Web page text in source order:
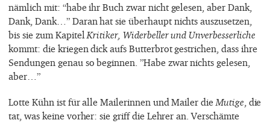
nämlich mit: “habe ihr Buch zwar nicht gelesen, aber Dank,
Dank, Dank…” Daran hat sie überhaupt nichts auszusetzen,
bis sie zum Kapitel Kritiker, Widerbeller und Unverbesserliche
kommt: die kriegen dick aufs Butterbrot gestrichen, dass ihre
Sendungen genau so beginnen. ”Habe zwar nichts gelesen,
aber…”
Lotte Kühn ist für alle Mailerinnen und Mailer dieMutige, die
tat, was keine vorher: sie griff die Lehrer an. Verschämte